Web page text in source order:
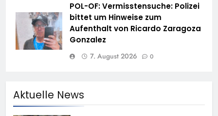
POL-OF: Vermisstensuche: Polizei
bittet um Hinweise zum
Aufenthalt von Ricardo Zaragoza
Gonzalez
7. August 2026 0
Aktuelle News